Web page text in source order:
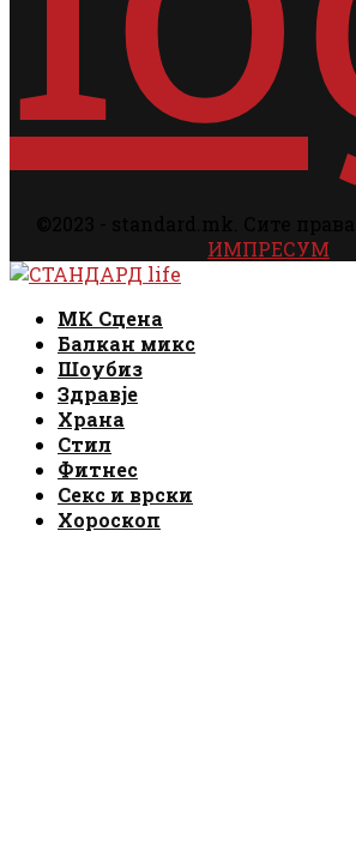
ИМПРЕСУМ
Facebook
Instagram
Email
Rss
МК Сцена
Балкан микс
Шоубиз
Здравје
Храна
Стил
Фитнес
Секс и врски
Хороскоп